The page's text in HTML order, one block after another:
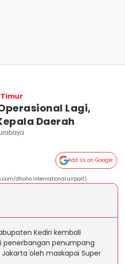
Lagi,
Daerah
Add Us on Google
dhoho.international.airport)
Kediri kembali
penerbangan penumpang
oleh maskapai Super